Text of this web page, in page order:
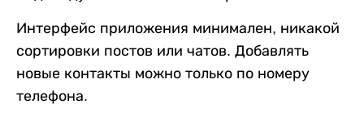
Интерфейс приложения минимален, никакой
сортировки постов или чатов. Добавлять
новые контакты можно только по номеру
телефона.